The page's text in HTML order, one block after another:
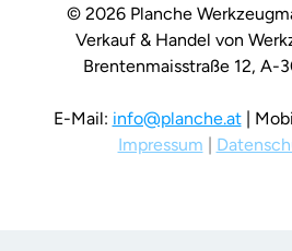
© 2026 Planche
Verkauf & Handel von
Brentenmaisstraße 12, A-
E-Mail: info@planche.at |
Impressum |